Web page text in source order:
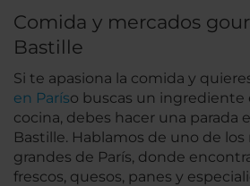
Comida y mercados
Bastille
Si te apasiona la comida y
en Paríso buscas un ingrediente
cocina, debes hacer una parada
Bastille. Hablamos de uno de
grandes de París, donde
frescos, quesos, panes y